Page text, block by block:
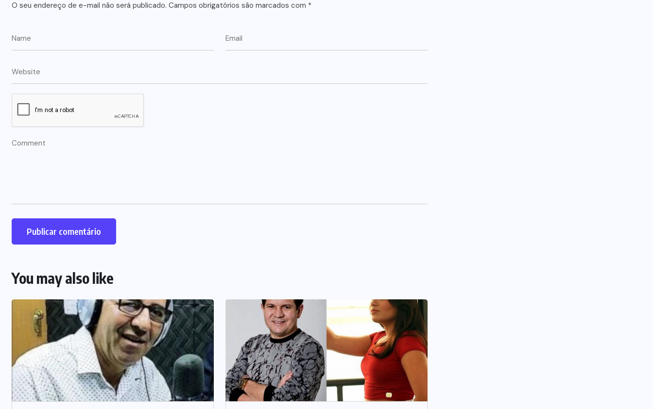
O seu endereço de e-mail não será publicado. Campos obrigatórios são marcados com *
You may also like